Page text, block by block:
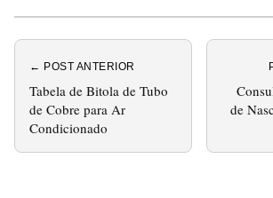
← POST ANTERIOR
Tabela de Bitola de Tubo
de Cobre para Ar
Condicionado
de